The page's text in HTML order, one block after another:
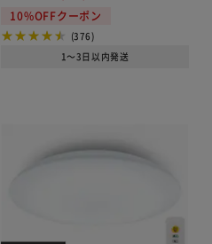
10%OFFクーポン
(376)
1～3日以内発送